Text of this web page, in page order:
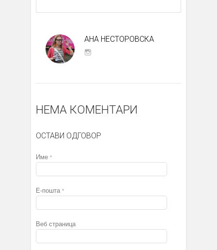
АНА НЕСТОРОВСКА
НЕМА КОМЕНТАРИ
ОСТАВИ ОДГОВОР
Име *
Е-пошта *
Веб страница